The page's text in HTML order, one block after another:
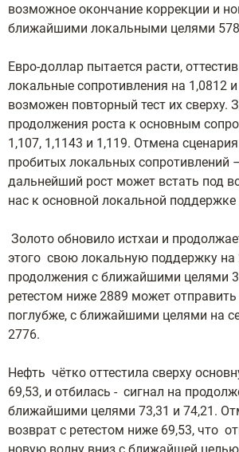
возможное окончание коррекции и
ближайшими локальными целями
Евро-доллар пытается расти,
локальные сопротивления на 1,0812
возможен повторный тест их сверху.
продолжения роста к основным
1,107, 1,1143 и 1,119. Отмена
пробитых локальных сопротивлений
дальнейший рост может встать под
нас к основной локальной поддержке
Золото обновило истхаи и
этого свою локальную поддержку
продолжения с ближайшими целями
ретестом ниже 2889 может
поглубже, с ближайшими целями на
2776.
Нефть чётко оттестила сверху
69,53, и отбилась - сигнал на
ближайшими целями 73,31 и 74,21.
возврат с ретестом ниже 69,53, что
новую волну вниз с ближайшей целью